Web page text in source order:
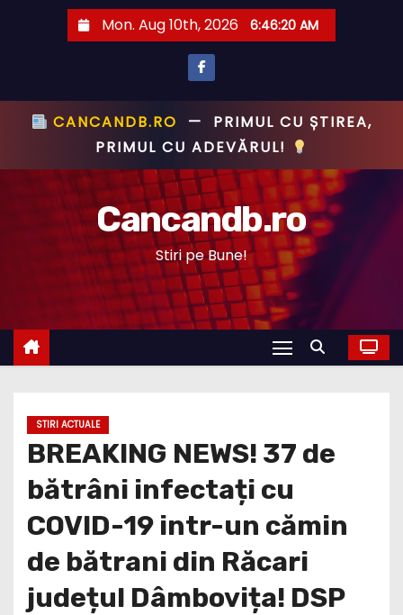
Mon. Aug 10th, 2026 6:46:20 AM
CANCANDB.RO — PRIMUL CU ȘTIREA,
PRIMUL CU ADEVĂRUL!
Cancandb.ro
Stiri pe Bune!
STIRI ACTUALE
BREAKING NEWS! 37 de
bătrâni infectați cu
COVID-19 intr-un cămin
de bătrani din Răcari
județul Dâmbovița! DSP